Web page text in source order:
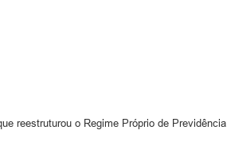
reestruturou o Regime Próprio de